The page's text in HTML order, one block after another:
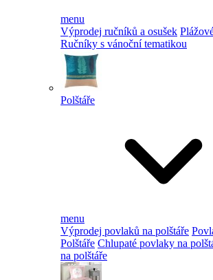
menu
Výprodej ručníků a osušek
Ručníky s vánoční tematikou
Polštáře
menu
Výprodej povlaků na polštáře
Polštáře Chlupaté povlaky na
na polštáře